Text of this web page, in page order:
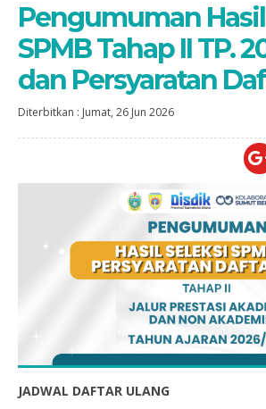
Pengumuman
SPMB Tahap II TP.
dan Persyaratan
Diterbitkan : Jumat, 26 Jun 2026
JADWAL DAFTAR ULANG